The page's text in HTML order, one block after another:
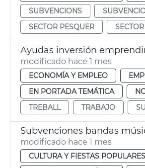
SUBVENCIONS
SECTOR PESQUER
Ayudas inversión
modificado hace 1 mes
ECONOMÍA Y EMPLEO
EN PORTADA TEMÁTICA
TREBALL
TRABAJO
Subvenciones bandas
modificado hace 1 mes
CULTURA Y FIESTAS POPULARES